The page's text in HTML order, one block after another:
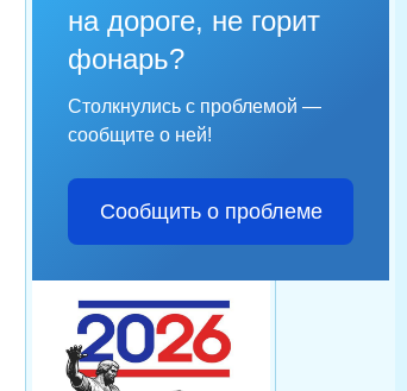
на дороге, не горит
фонарь?
Столкнулись с проблемой —
сообщите о ней!
Сообщить о проблеме